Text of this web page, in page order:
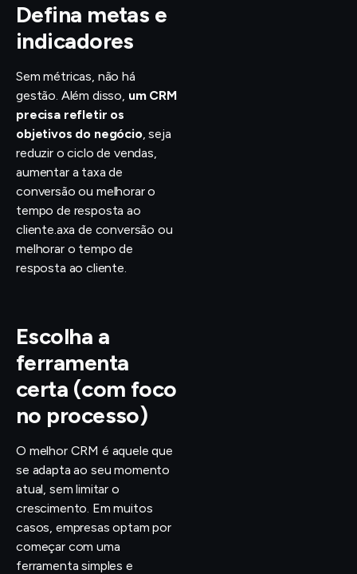
Defina metas e
indicadores
Sem métricas, não há
gestão. Além disso, um CRM
precisa refletir os
objetivos do negócio, seja
reduzir o ciclo de vendas,
aumentar a taxa de
conversão ou melhorar o
tempo de resposta ao
cliente.axa de conversão ou
melhorar o tempo de
resposta ao cliente.
Escolha a
ferramenta
certa (com foco
no processo)
O melhor CRM é aquele que
se adapta ao seu momento
atual, sem limitar o
crescimento. Em muitos
casos, empresas optam por
começar com uma
ferramenta simples e